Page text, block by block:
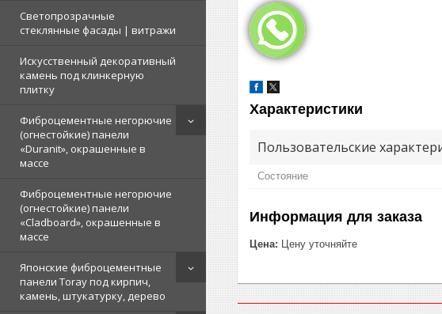
Светопрозрачные
стеклянные фасады | витражи
Искусственный декоративный
камень под клинкерную
плитку
Фиброцементные негорючие
(огнестойкие) панели
«Duranit», окрашенные в
массе
Фиброцементные негорючие
(огнестойкие) панели
«Cladboard», окрашенные в
массе
Японские фиброцементные
панели Toray под кирпич,
камень, штукатурку, дерево
Характеристики
Пользовательские
Состояние
Информация для заказа
Цена: Цену уточняйте